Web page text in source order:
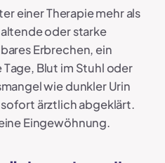
einer Therapie mehr als
oder starke
Erbrechen, ein
Blut im Stuhl oder
wie dunkler Urin
ärztlich abgeklärt.
Eingewöhnung.